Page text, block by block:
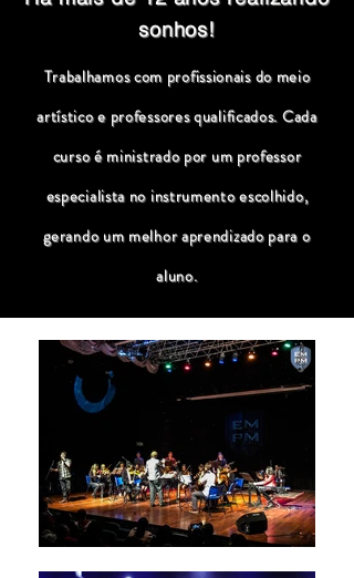
sonhos!
Trabalhamos com profissionais do meio
artístico e professores qualificados. Cada
curso é ministrado por um professor
especialista no instrumento escolhido,
gerando um melhor aprendizado para o
aluno.